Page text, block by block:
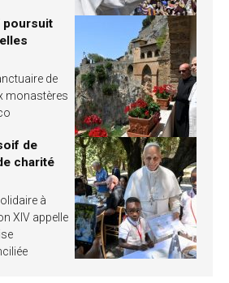
poursuit
de
monastères
de
charité
à
XIV appelle